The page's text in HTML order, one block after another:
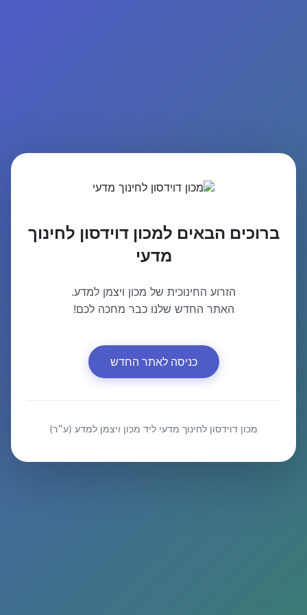
ברוכים הבאים למכון דוידסון לחינוך
מדעי
הזרוע החינוכית של מכון ויצמן למדע.
האתר החדש שלנו כבר מחכה לכם!
כניסה לאתר החדש
מכון דוידסון לחינוך מדעי ליד מכון ויצמן למדע (ע״ר)